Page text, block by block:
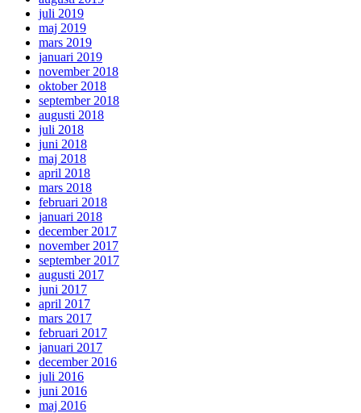
juli 2019
maj 2019
mars 2019
januari 2019
november 2018
oktober 2018
september 2018
augusti 2018
juli 2018
juni 2018
maj 2018
april 2018
mars 2018
februari 2018
januari 2018
december 2017
november 2017
september 2017
augusti 2017
juni 2017
april 2017
mars 2017
februari 2017
januari 2017
december 2016
juli 2016
juni 2016
maj 2016